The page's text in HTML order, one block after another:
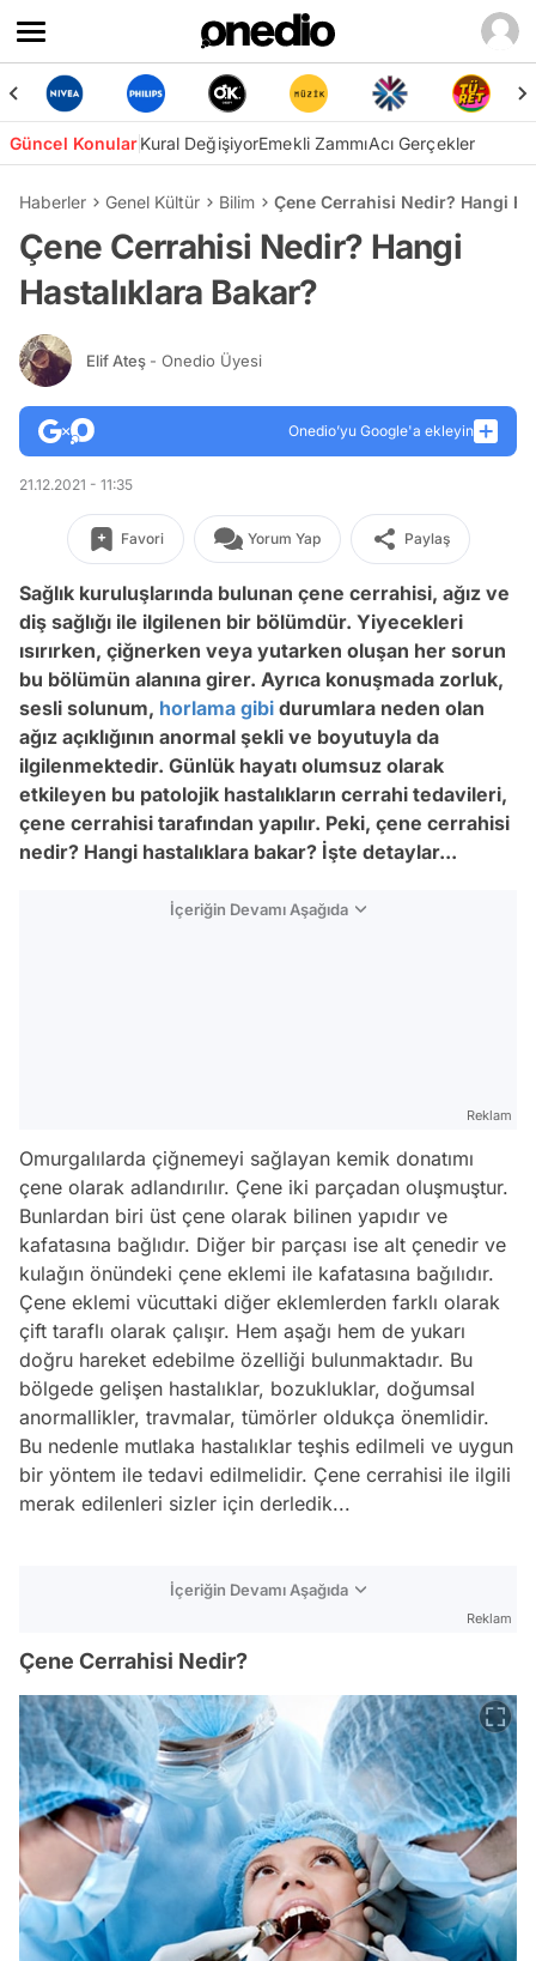
Güncel KonularKural DeğişiyorEmekli ZammıAcı Gerçekler
Haberler Genel Kültür Bilim Çene Cerrahisi Nedir? Hangi
Çene Cerrahisi Nedir? Hangi
Hastalıklara Bakar?
Elif Ateş - Onedio Üyesi
Onedio’yu Google'a ekleyin
21.12.2021 - 11:35
Favori Yorum Yap Paylaş
Sağlık kuruluşlarında bulunan çene cerrahisi, ağız ve
diş sağlığı ile ilgilenen bir bölümdür. Yiyecekleri
ısırırken, çiğnerken veya yutarken oluşan her sorun
bu bölümün alanına girer. Ayrıca konuşmada zorluk,
sesli solunum, horlama gibi durumlara neden olan
ağız açıklığının anormal şekli ve boyutuyla da
ilgilenmektedir. Günlük hayatı olumsuz olarak
etkileyen bu patolojik hastalıkların cerrahi tedavileri,
çene cerrahisi tarafından yapılır. Peki, çene cerrahisi
nedir? Hangi hastalıklara bakar? İşte detaylar...
İçeriğin Devamı Aşağıda
Reklam
Omurgalılarda çiğnemeyi sağlayan kemik donatımı
çene olarak adlandırılır. Çene iki parçadan oluşmuştur.
Bunlardan biri üst çene olarak bilinen yapıdır ve
kafatasına bağlıdır. Diğer bir parçası ise alt çenedir ve
kulağın önündeki çene eklemi ile kafatasına bağılıdır.
Çene eklemi vücuttaki diğer eklemlerden farklı olarak
çift taraflı olarak çalışır. Hem aşağı hem de yukarı
doğru hareket edebilme özelliği bulunmaktadır. Bu
bölgede gelişen hastalıklar, bozukluklar, doğumsal
anormallikler, travmalar, tümörler oldukça önemlidir.
Bu nedenle mutlaka hastalıklar teşhis edilmeli ve uygun
bir yöntem ile tedavi edilmelidir. Çene cerrahisi ile ilgili
merak edilenleri sizler için derledik...
İçeriğin Devamı Aşağıda
Reklam
Çene Cerrahisi Nedir?